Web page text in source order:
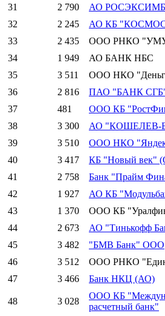
31 2 790 АО
32
2 245 АО КБ
33
2 435 ООО РНКО
34
1 949 АО БАНК НБС
35
3 511 ООО НКО
36
2 816 ПАО "БАНК
37
481 ООО КБ
38
3 300 АО "КОШЕЛЕВ-
39
3 510 ООО НКО
40
3 417 КБ "Новый век"
41
2 758 Банк "Прайм
42
1 927 АО КБ
43
1 370 ООО КБ
44
2 673 АО "Тинькофф
45
3 482 "БМВ Банк" ООО
46
3 512 ООО РНКО
47
3 466 Банк НКЦ (АО)
48 3 028
ООО КБ
расчетный банк"